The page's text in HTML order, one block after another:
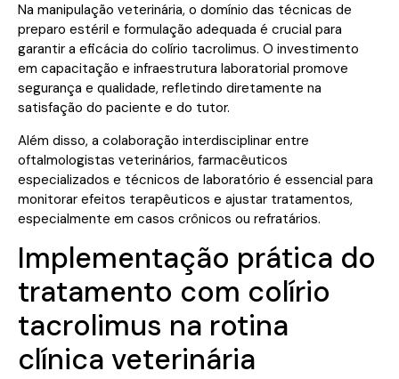
Na manipulação veterinária, o domínio das técnicas de
preparo estéril e formulação adequada é crucial para
garantir a eficácia do colírio tacrolimus. O investimento
em capacitação e infraestrutura laboratorial promove
segurança e qualidade, refletindo diretamente na
satisfação do paciente e do tutor.
Além disso, a colaboração interdisciplinar entre
oftalmologistas veterinários, farmacêuticos
especializados e técnicos de laboratório é essencial para
monitorar efeitos terapêuticos e ajustar tratamentos,
especialmente em casos crônicos ou refratários.
Implementação prática do
tratamento com colírio
tacrolimus na rotina
clínica veterinária